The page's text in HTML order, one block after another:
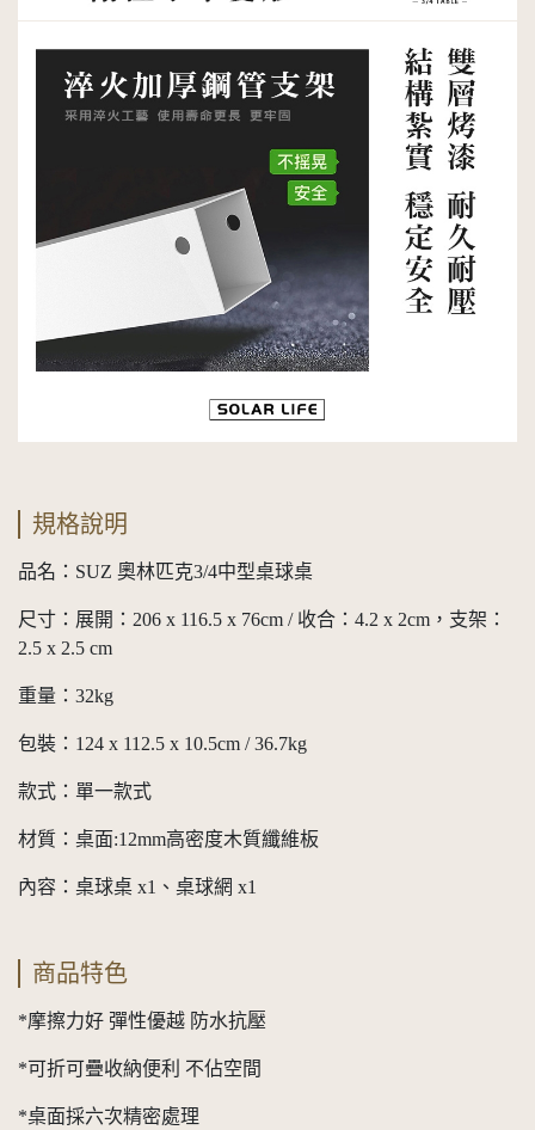
規格說明
品名：SUZ 奧林匹克3/4中型桌球桌
尺寸：展開：206 x 116.5 x 76cm / 收合：4.2 x 2cm，支架：
2.5 x 2.5 cm
重量：32kg
包裝：124 x 112.5 x 10.5cm / 36.7kg
款式：單一款式
材質：桌面:12mm高密度木質纖維板
內容：桌球桌 x1、桌球網 x1
商品特色
*摩擦力好 彈性優越 防水抗壓
*可折可疊收納便利 不佔空間
*桌面採六次精密處理